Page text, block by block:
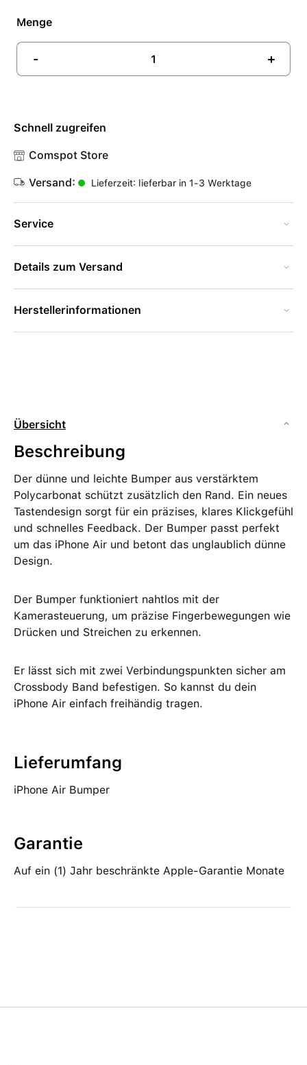
Menge
- +
Schnell zugreifen
Comspot Store
Versand: Lieferzeit: lieferbar in 1-3 Werktage
Service
Details zum Versand
Herstellerinformationen
Übersicht
Beschreibung
Der dünne und leichte Bumper aus verstärktem
Polycarbonat schützt zusätzlich den Rand. Ein neues
Tastendesign sorgt für ein präzises, klares Klickgefühl
und schnelles Feedback. Der Bumper passt perfekt
um das iPhone Air und betont das unglaublich dünne
Design.
Der Bumper funktioniert nahtlos mit der
Kamerasteuerung, um präzise Finger­bewegungen wie
Drücken und Streichen zu erkennen.
Er lässt sich mit zwei Verbindungs­punkten sicher am
Crossbody Band befestigen. So kannst du dein
iPhone Air einfach freihändig tragen.
Lieferumfang
iPhone Air Bumper
Garantie
Auf ein (1) Jahr beschränkte Apple-Garantie Monate